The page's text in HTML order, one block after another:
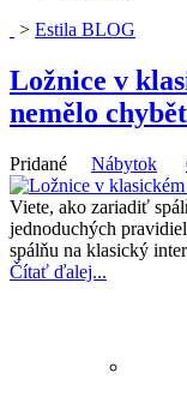
> Estila BLOG
Ložnice v
nemělo
Pridané Nábytok
Viete, ako zariadiť
jednoduchých
spálňu na klasický
Čítať ďalej...